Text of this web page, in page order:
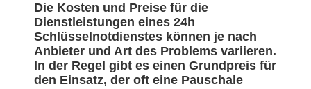
Die Kosten und Preise für die
Dienstleistungen eines 24h
Schlüsselnotdienstes können je nach
Anbieter und Art des Problems variieren.
In der Regel gibt es einen Grundpreis für
den Einsatz, der oft eine Pauschale